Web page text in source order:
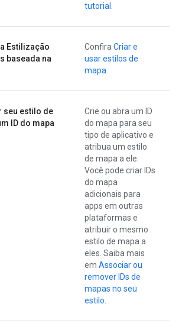
tutorial
Estilização
baseada na
Confira Criar e
usar estilos de
mapa
seu estilo de
ID do mapa
Crie ou abra um ID
do mapa para seu
tipo de aplicativo e
atribua um estilo
de mapa a ele.
Você pode criar IDs
do mapa
adicionais para
apps em outras
plataformas e
atribuir o mesmo
estilo de mapa a
eles. Saiba mais
em Associar ou
remover IDs de
mapas no seu
estilo